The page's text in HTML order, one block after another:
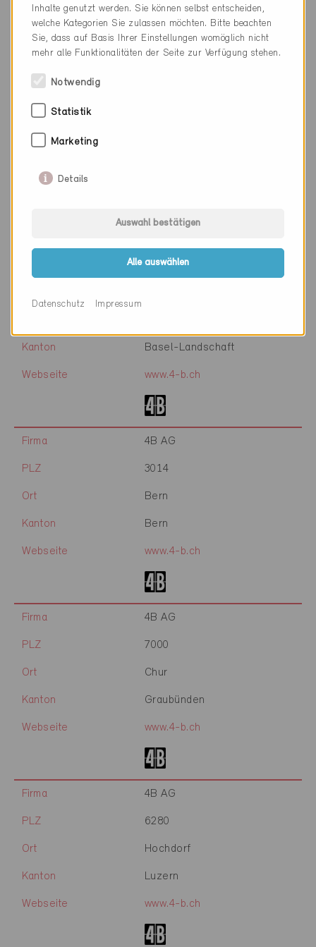
Webseite www.4-b.ch
Firma
PLZ
Ort
Kanton
4B AG
Kanton Basel-Landschaft
Webseite www.4-b.ch
Firma 4B AG
PLZ 3014
Ort Bern
Kanton Bern
Webseite www.4-b.ch
Firma 4B AG
PLZ 7000
Ort Chur
Kanton Graubünden
Webseite www.4-b.ch
Firma 4B AG
PLZ 6280
Ort Hochdorf
Kanton Luzern
Webseite www.4-b.ch
Inhalte genutzt werden. Sie können selbst entscheiden,
welche Kategorien Sie zulassen möchten. Bitte beachten
Sie, dass auf Basis Ihrer Einstellungen womöglich nicht
mehr alle Funktionalitäten der Seite zur Verfügung stehen.
Notwendig
Statistik
Marketing
Details
Auswahl bestätigen
Alle auswählen
Datenschutz Impressum